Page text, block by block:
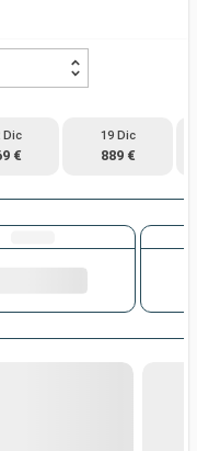
Dic
€
19 Dic
889 €